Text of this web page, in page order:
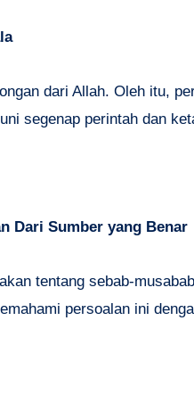
dari Allah. Oleh itu,
segenap perintah dan
Dari Sumber yang Benar
tentang sebab-
persoalan ini